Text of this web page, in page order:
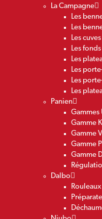
La Campagne
Les
Les
Les
Les
Les
Les
Les
Les
Panien
Gammes
Gamme
Gamme
Gamme
Gamme
Dalbo
Rouleaux